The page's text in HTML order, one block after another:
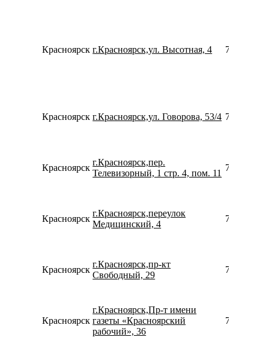
Красноярск г.Красноярск,ул. Высотная, 4
Красноярск г.Красноярск,ул. Говорова, 53/4
Красноярск
г.Красноярск,пер.
Телевизорный, 1 стр. 4, пом. 11
Красноярск
г.Красноярск,переулок
Медицинский, 4
Красноярск
г.Красноярск,пр-кт
Свободный, 29
Красноярск
г.Красноярск,Пр-т имени
газеты «Красноярский
рабочий», 36